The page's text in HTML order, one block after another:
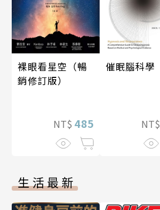
裸眼看星空（暢
銷修訂版）
NT$ 485
催眠腦科學
NT$
生活最新